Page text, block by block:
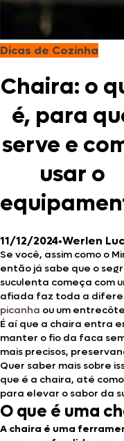
Dicas de Cozinha
Chaira: o
é, para
serve e
usar o
11/12/2024•Werlen
Se você, assim como o
então já sabe que o
suculenta começa com
afiada faz toda a
picanha ou um
É aí que a chaira entra
manter o fio da faca
mais precisos,
Quer saber mais sobre
que é a chaira, até
para elevar o sabor da
O que é uma
A chaira é uma